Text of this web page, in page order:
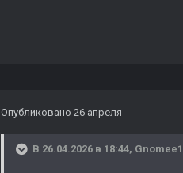
Опубликовано 26 апреля
В 26.04.2026 в 18:44,